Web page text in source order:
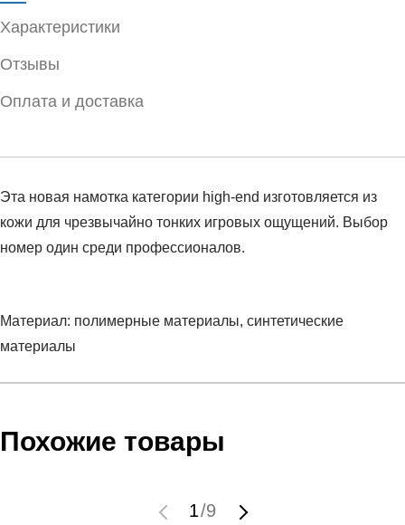
Характеристики
Отзывы
Оплата и доставка
Эта новая намотка категории high-end изготовляется из
кожи для чрезвычайно тонких игровых ощущений. Выбор
номер один среди профессионалов.
Материал: полимерные материалы, синтетические
материалы
Пол:унисекс
Полимерные материалы, синтетические
Инструкция по оплате есть в самом конце счета, который
мы не увидим Вашу оплату.
Похожие товары
1/9